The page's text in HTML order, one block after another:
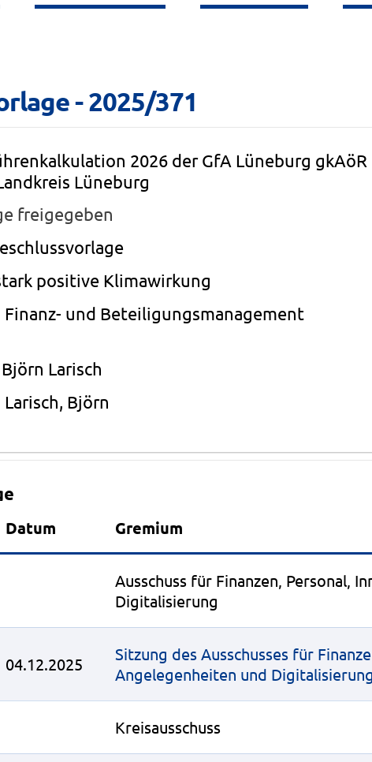
- 2025/371
2026 der GfA Lüneburg
Lüneburg
freigegeben
positive Klimawirkung
Finanz- und Beteiligungsmanagement
Björn Larisch
Larisch, Björn
Datum Gremium
Ausschuss für Finanzen, Personal,
Digitalisierung
04.12.2025
Sitzung des Ausschusses für
Angelegenheiten und Digitalisierung
Kreisausschuss